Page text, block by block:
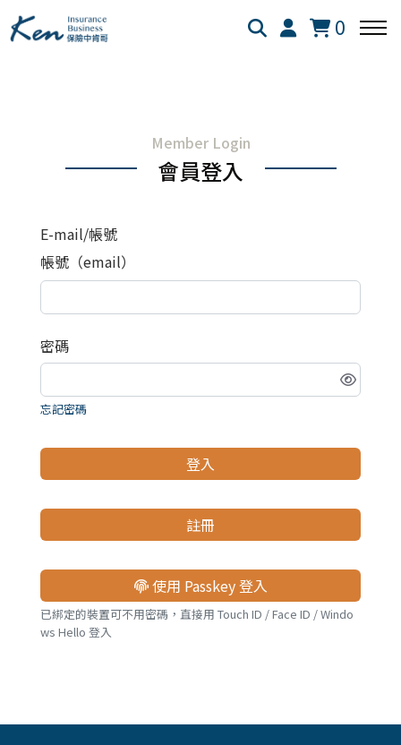
0
失能險
旅平險
儲蓄險
學習心得
靈性成長
好書推薦
退休規劃
勞保勞退
Member Login
會員登入
E-mail/帳號
帳號（email）
密碼
忘記密碼
登入
註冊
使用 Passkey 登入
已綁定的裝置可不用密碼，直接用 Touch ID / Face ID / Windo
ws Hello 登入